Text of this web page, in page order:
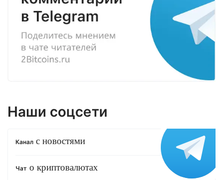
Наши соцсети
Канал с новостями
Чат о криптовалютах